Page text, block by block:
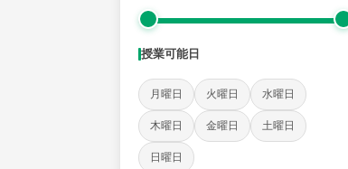
授業可能日
月曜日 火曜日 水曜日
木曜日 金曜日 土曜日
日曜日
社会 算数 理科
時給：¥1,000 ～ ¥10,000